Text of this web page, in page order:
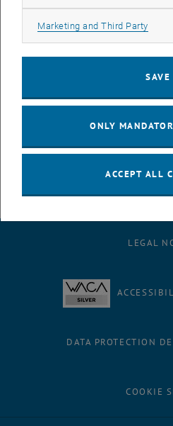
als 5 Jahre auf dem Gebiet
Bildverarbeitung
Forschungstätigkeit werden gezeigt.
2000neu bewilligten
Kompetenzzentrum"Advance
Industriepartnern. Es wird
Arbeitsbereiche
LEGAL
DATA PROTECTION
COOKIE
Marketing and Third Party
SAVE
ONLY
ACCEPT ALL